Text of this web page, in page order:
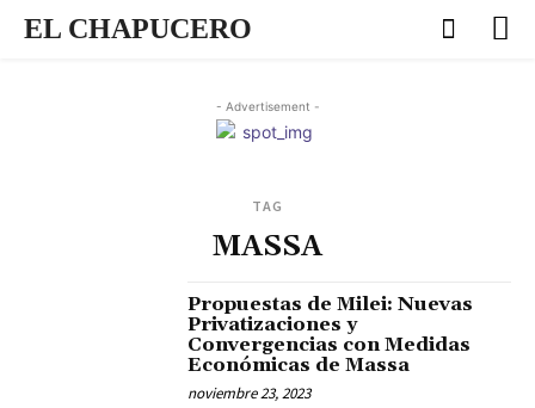
EL CHAPUCERO
- Advertisement -
TAG
MASSA
Propuestas de Milei: Nuevas
Privatizaciones y
Convergencias con Medidas
Económicas de Massa
noviembre 23, 2023